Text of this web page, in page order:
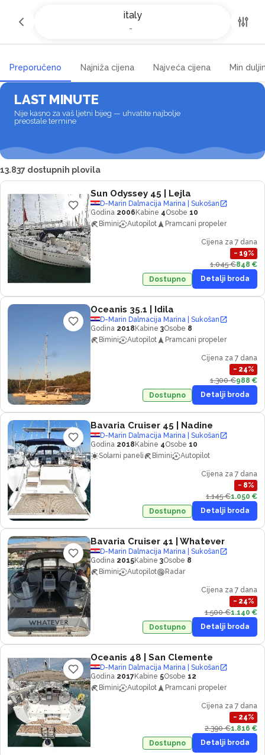
italy
-
Najam jahti i čarter brodova u
Italiji
Preporučeno Najniža cijena Najveća cijena Min
LAST MINUTE
Nije kasno za vaš ljetni bijeg — uhvatite najbolje
preostale termine
13.837 dostupnih plovila
Sun Odyssey 45 | Lejla
D-Marin Dalmacija Marina | Sukošan
Godina 2006 Kabine 4Osobe 10
Bimini
Autopilot Pramcani propeler
Cijena za 7 dana
− 19%
1.045 €848 €
Dostupno
Detalji broda
Oceanis 35.1 | Idila
D-Marin Dalmacija Marina | Sukošan
Godina 2018 Kabine 3Osobe 8
Bimini
Autopilot Pramcani propeler
Cijena za 7 dana
− 24%
1.300 €988 €
Dostupno
Detalji broda
Bavaria Cruiser 45 | Nadine
D-Marin Dalmacija Marina | Sukošan
Godina 2018 Kabine 4Osobe 10
Solarni paneli
Bimini Autopilot
Cijena za 7 dana
− 8%
1.145 €1.050 €
Dostupno
Detalji broda
Bavaria Cruiser 41 | Whatever
D-Marin Dalmacija Marina | Sukošan
Godina 2015Kabine 3Osobe 8
Bimini
Autopilot Radar
Cijena za 7 dana
− 24%
1.500 €1.140 €
Dostupno
Detalji broda
Oceanis 48 | San Clemente
D-Marin Dalmacija Marina | Sukošan
Godina 2017Kabine 5Osobe 12
Bimini
Autopilot Pramcani propeler
Cijena za 7 dana
− 24%
2.390 €1.816 €
Dostupno
Detalji broda